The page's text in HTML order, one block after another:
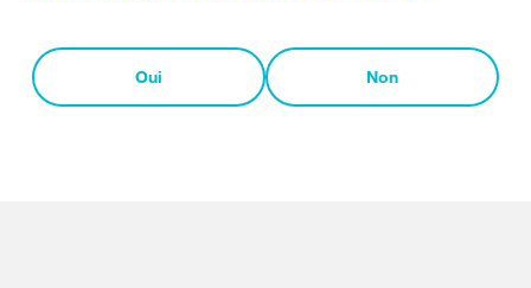
Oui Non